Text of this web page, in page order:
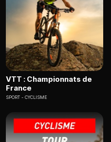
VTT : Championnats de
France
SPORT CYCLISME